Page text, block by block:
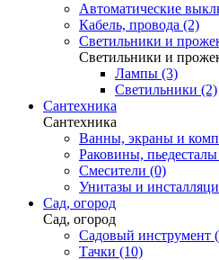
Автоматические
Кабель, провода (2)
Светильники и
Светильники и
Лампы (3)
Светильники (2)
Сантехника
Сантехника
Ванны, экраны и
Раковины,
Смесители (0)
Унитазы и
Сад, огород
Сад, огород
Садовый инструмент
Тачки (10)